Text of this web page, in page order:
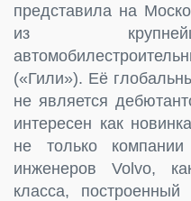
представила на
из
(«Гили»). Её
не является
интересен как
не только
инженеров Volvo,
класса,